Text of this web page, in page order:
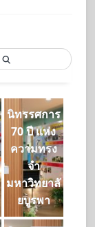
นิทรรศการ
70 ปี แห่ง
ความทรง
จำ
มหาวิทยาลั
ยบูรพา